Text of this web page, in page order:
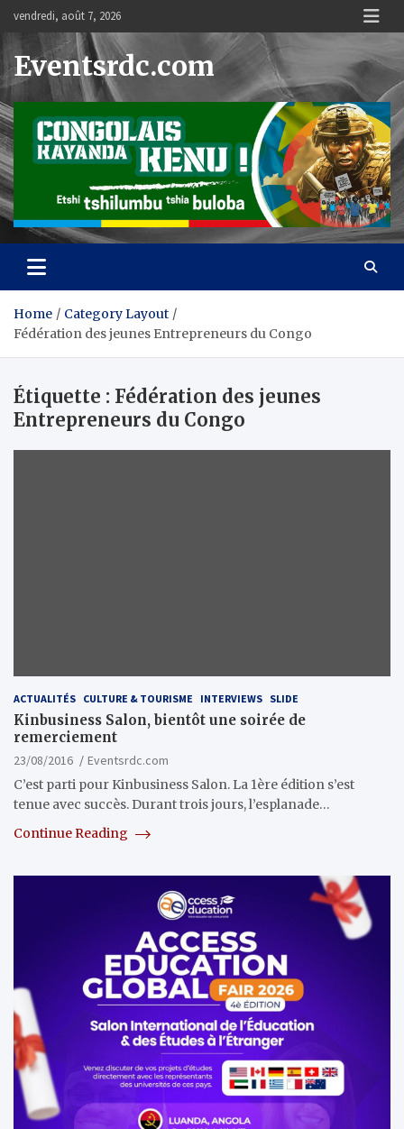
content
vendredi, août 7, 2026
Eventsrdc.com
Home
Category Layout
Fédération des jeunes Entrepreneurs du Congo
Étiquette : Fédération des jeunes
Entrepreneurs du Congo
ACTUALITÉS CULTURE & TOURISME INTERVIEWS SLIDE
Kinbusiness Salon, bientôt une soirée de
remerciement
23/08/2016
Eventsrdc.com
C’est parti pour Kinbusiness Salon. La 1ère édition s’est
tenue avec succès. Durant trois jours, l’esplanade…
Continue Reading